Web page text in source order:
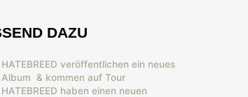
DAZU
HATEBREED veröffentlichen ein neues
Album & kommen auf Tour
HATEBREED haben einen neuen